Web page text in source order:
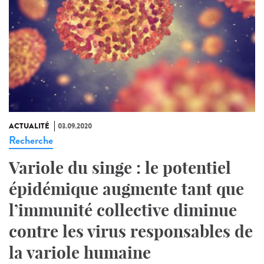
ACTUALITÉ 03.09.2020
Recherche
Variole du singe : le potentiel
épidémique augmente tant que
l’immunité collective diminue
contre les virus responsables de
la variole humaine